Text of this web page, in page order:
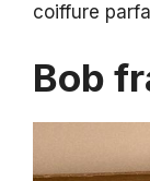
coiffure
Bob